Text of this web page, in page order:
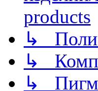
products
↳
↳
↳